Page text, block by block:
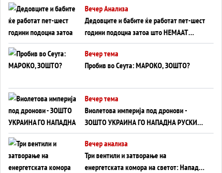
Вечер Анализа
Дедовците и бабите ќе работат пет-шест
години подоцна затоа што НЕМААТ
ВНУЦИ ДА ГИ ЗАМЕНАТ
Вечер тема
Пробив во Сеута: МАРОКО, ЗОШТО?
Вечер тема
Виолетова империја под дронови -
ЗОШТО УКРАИНА ГО НАПАДНА РУСКИОТ
WILDBERRIES
Вечер анализа
Три вентили и затворање на
енергетската комора на светот: Нападот